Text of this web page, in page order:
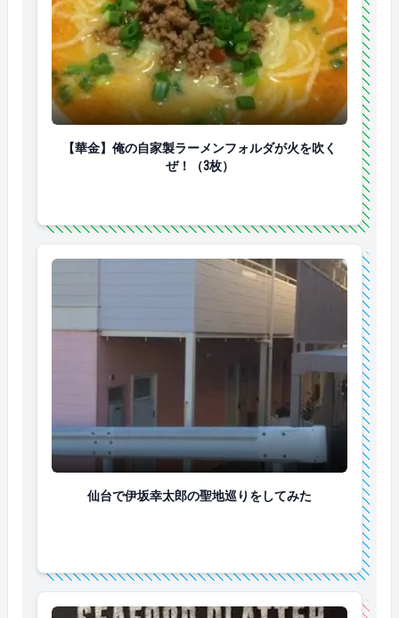
【華金】俺の自家製ラーメンフォルダが火を吹くぜ！
【華金】俺の自家製ラーメンフォルダが火を吹く
ぜ！（3枚）
仙台で伊坂幸太郎の聖地巡りをしてみた